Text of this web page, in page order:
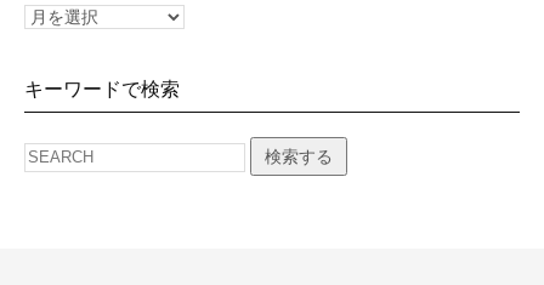
キーワードで検索
検索する